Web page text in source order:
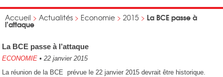
Accueil > Actualités > Economie > 2015 > La BCE passe à
l’attaque
La BCE passe à l’attaque
ECONOMIE • 22 janvier 2015
La réunion de la BCE prévue le 22 janvier 2015 devrait être historique.